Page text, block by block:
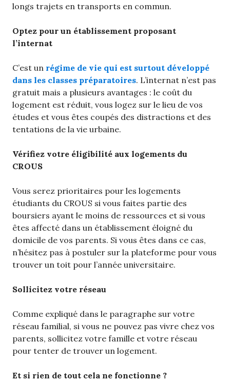
longs trajets en transports en commun.
Optez pour un établissement proposant
l’internat
C’est un régime de vie qui est surtout développé
dans les classes préparatoires. L’internat n’est pas
gratuit mais a plusieurs avantages : le coût du
logement est réduit, vous logez sur le lieu de vos
études et vous êtes coupés des distractions et des
tentations de la vie urbaine.
Vérifiez votre éligibilité aux logements du
CROUS
Vous serez prioritaires pour les logements
étudiants du CROUS si vous faites partie des
boursiers ayant le moins de ressources et si vous
êtes affecté dans un établissement éloigné du
domicile de vos parents. Si vous êtes dans ce cas,
n’hésitez pas à postuler sur la plateforme pour vous
trouver un toit pour l’année universitaire.
Sollicitez votre réseau
Comme expliqué dans le paragraphe sur votre
réseau familial, si vous ne pouvez pas vivre chez vos
parents, sollicitez votre famille et votre réseau
pour tenter de trouver un logement.
Et si rien de tout cela ne fonctionne ?